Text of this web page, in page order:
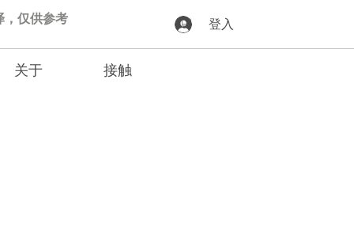
关于 接触
登入
，仅供参考